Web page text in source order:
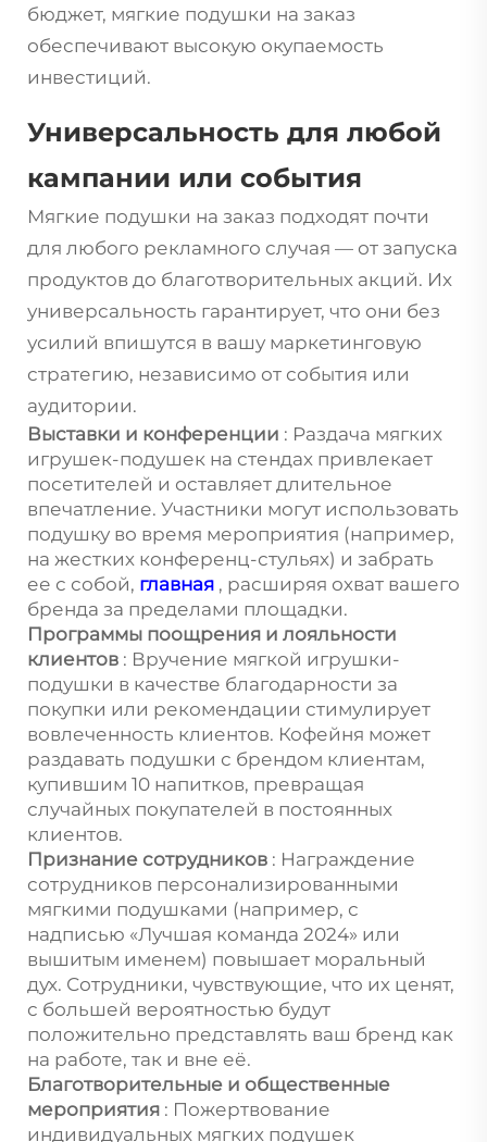
бюджет, мягкие подушки на заказ
обеспечивают высокую окупаемость
инвестиций.
Универсальность для любой
кампании или события
Мягкие подушки на заказ подходят почти
для любого рекламного случая — от запуска
продуктов до благотворительных акций. Их
универсальность гарантирует, что они без
усилий впишутся в вашу маркетинговую
стратегию, независимо от события или
аудитории.
Выставки и конференции : Раздача мягких
игрушек-подушек на стендах привлекает
посетителей и оставляет длительное
впечатление. Участники могут использовать
подушку во время мероприятия (например,
на жестких конференц-стульях) и забрать
ее с собой, главная , расширяя охват вашего
бренда за пределами площадки.
Программы поощрения и лояльности
клиентов : Вручение мягкой игрушки-
подушки в качестве благодарности за
покупки или рекомендации стимулирует
вовлеченность клиентов. Кофейня может
раздавать подушки с брендом клиентам,
купившим 10 напитков, превращая
случайных покупателей в постоянных
клиентов.
Признание сотрудников : Награждение
сотрудников персонализированными
мягкими подушками (например, с
надписью «Лучшая команда 2024» или
вышитым именем) повышает моральный
дух. Сотрудники, чувствующие, что их ценят,
с большей вероятностью будут
положительно представлять ваш бренд как
на работе, так и вне её.
Благотворительные и общественные
мероприятия : Пожертвование
индивидуальных мягких подушек